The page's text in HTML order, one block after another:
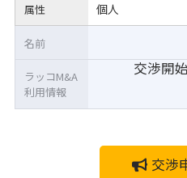
属性 個人
交渉開
名前
ラッコM&A
利用情報
交渉